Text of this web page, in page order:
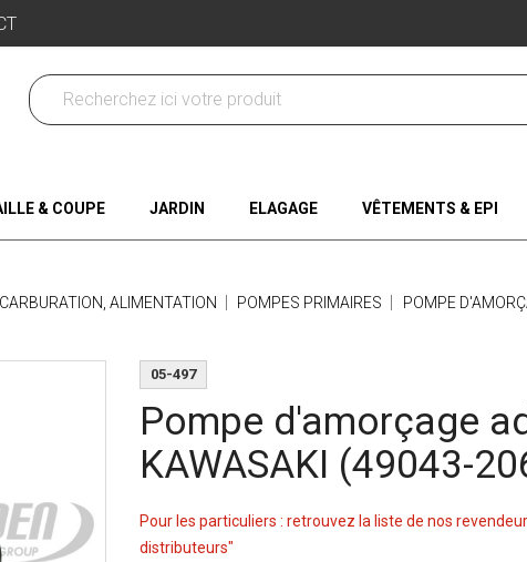
& COUPE JARDIN ELAGAGE VÊTEMENTS & EPI
CARBURATION, ALIMENTATION POMPES PRIMAIRES POMPE
05-497
Pompe d'amorçage
KAWASAKI (49043-
Pour les particuliers : retrouvez la liste de nos
distributeurs"